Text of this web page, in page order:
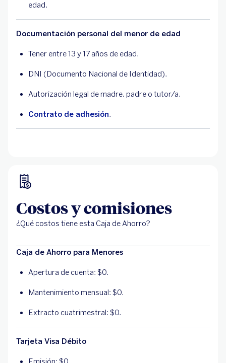
edad.
Documentación personal del menor de edad
Tener entre 13 y 17 años de edad.
DNI (Documento Nacional de Identidad).
Autorización legal de madre, padre o tutor/a.
Contrato de adhesión.
Costos y comisiones
¿Qué costos tiene esta Caja de Ahorro?
Caja de Ahorro para Menores
Apertura de cuenta: $0.
Mantenimiento mensual: $0.
Extracto cuatrimestral: $0.
Tarjeta Visa Débito